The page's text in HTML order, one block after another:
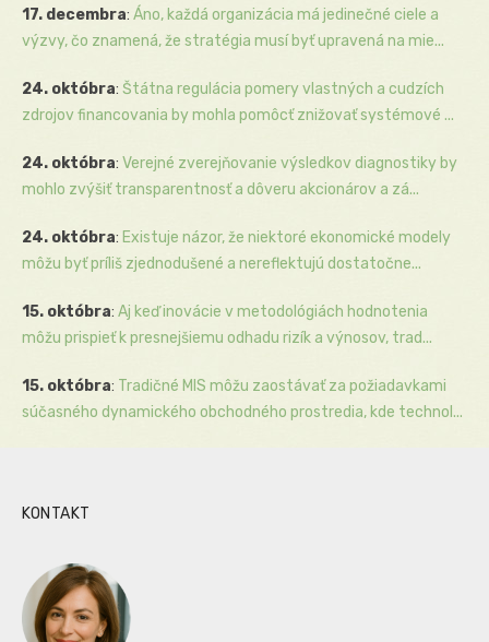
17. decembra: Áno, každá organizácia má jedinečné ciele a
výzvy, čo znamená, že stratégia musí byť upravená na mie...
24. októbra: Štátna regulácia pomery vlastných a cudzích
zdrojov financovania by mohla pomôcť znižovať systémové ...
24. októbra: Verejné zverejňovanie výsledkov diagnostiky by
mohlo zvýšiť transparentnosť a dôveru akcionárov a zá...
24. októbra: Existuje názor, že niektoré ekonomické modely
môžu byť príliš zjednodušené a nereflektujú dostatočne...
15. októbra: Aj keď inovácie v metodológiách hodnotenia
môžu prispieť k presnejšiemu odhadu rizík a výnosov, trad...
15. októbra: Tradičné MIS môžu zaostávať za požiadavkami
súčasného dynamického obchodného prostredia, kde technol...
KONTAKT